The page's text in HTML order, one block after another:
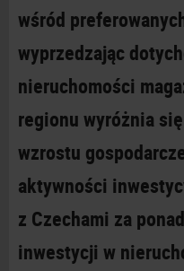
wśród
wyprzedzając
nieruchomości
regionu wyróżnia
wzrostu
aktywności
z Czechami za
inwestycji w